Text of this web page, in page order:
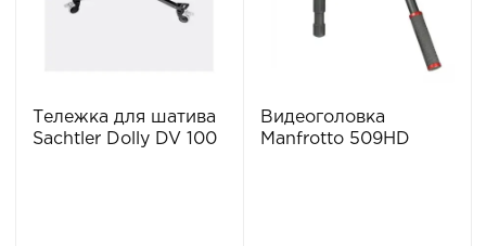
Тележка для шатива
Sachtler Dolly DV 100
Видеоголовка
Manfrotto 509HD